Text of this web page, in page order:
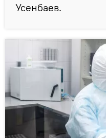
Усенбаев.